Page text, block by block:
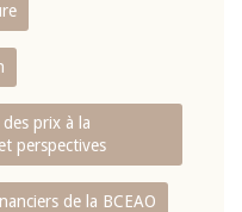
prix à la
perspectives
de la BCEAO